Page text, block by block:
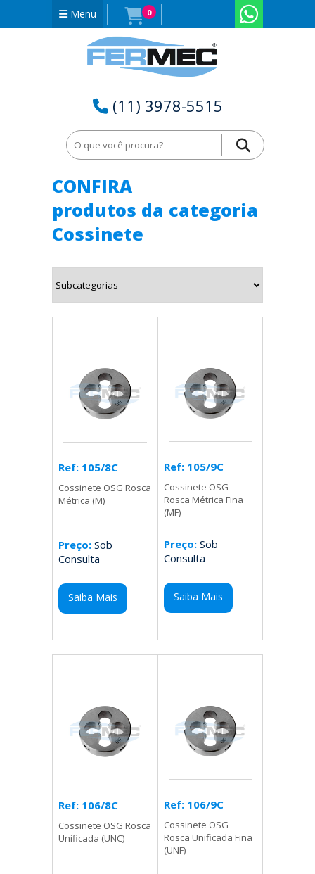
Menu 0
(11) 3978-5515
Cossinete no Rio Grande do Norte - RN
CONFIRA
produtos da categoria
Cossinete
Ref: 105/8C
Cossinete OSG Rosca
Métrica (M)
Preço: Sob
Consulta
Saiba Mais
Ref: 105/9C
Cossinete OSG
Rosca Métrica Fina
(MF)
Preço:Sob
Consulta
Saiba Mais
Ref: 106/8C
Cossinete OSG Rosca
Unificada (UNC)
Ref: 106/9C
Cossinete OSG
Rosca Unificada Fina
(UNF)